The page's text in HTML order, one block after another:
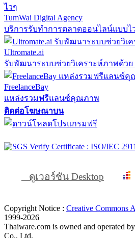
TumWai Digital Agency
บริการรับทำการตลาดออนไลน์แบบไ
Ultromate.ai
รับพัฒนาระบบช่วยวิเคราะห์ภาพด้วย
FreelanceBay
แหล่งรวมฟรีแลนซ์คุณภาพ
ติดต่อโฆษณาบน
ดูเวอร์ชัน Desktop
Copyright Notice : Creative Commons
1999-2026
Thaiware.com is owned and operated
Co., Ltd.